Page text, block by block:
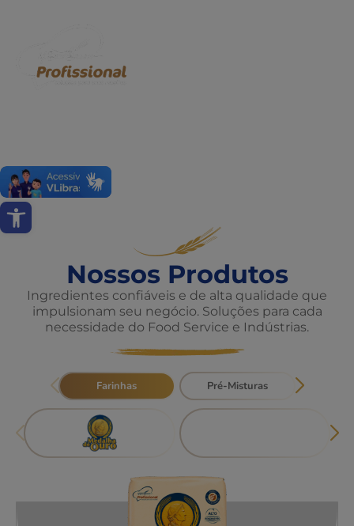
Abrir a barra de ferramentas
Nossos Produtos
Ingredientes confiáveis e de alta qualidade que
impulsionam seu negócio. Soluções para cada
necessidade do Food Service e Indústrias.
Farinhas Pré-Misturas